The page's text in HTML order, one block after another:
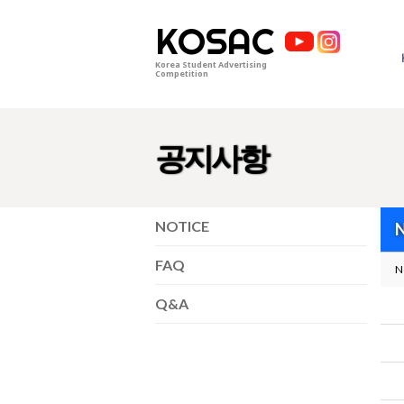
KOSAC
Korea Student Advertising
Competition
공지사항
NOTICE
FAQ
Q&A